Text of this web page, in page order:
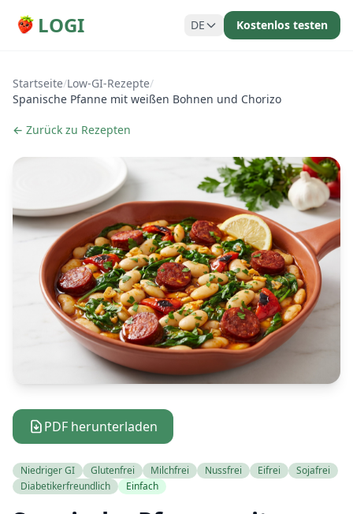
LOGI DE Kostenlos testen
Startseite/Low-GI-Rezepte/
Spanische Pfanne mit weißen Bohnen und Chorizo
← Zurück zu Rezepten
PDF herunterladen
Niedriger GI Glutenfrei Milchfrei Nussfrei Eifrei
Sojafrei
Diabetikerfreundlich
Einfach